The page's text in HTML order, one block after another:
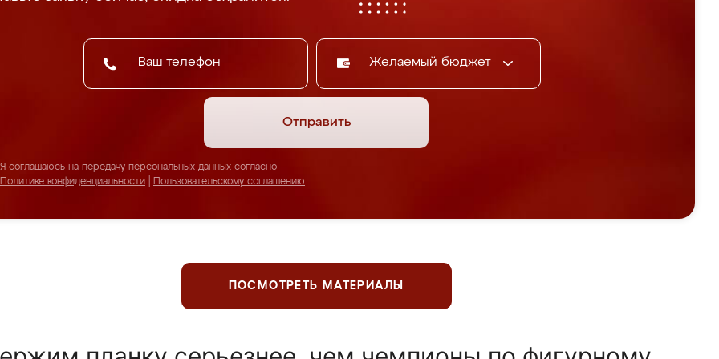
Желаемый бюджет
Отправить
Я соглашаюсь на передачу персональных данных согласно
Политике конфиденциальности
Пользовательскому соглашению
ПОСМОТРЕТЬ МАТЕРИАЛЫ